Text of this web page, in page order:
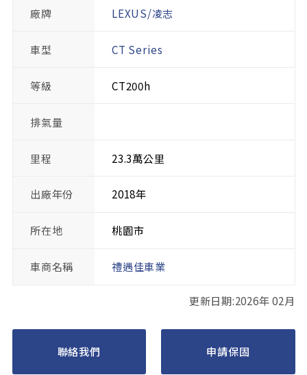
廠牌 LEXUS/凌志
車型 CT Series
等級 CT200h
排氣量
里程 23.3萬公里
出廠年份 2018年
所在地 桃園市
車商名稱 禮遇佳車業
更新日期:2026年 02月
聯絡我們 申請保固